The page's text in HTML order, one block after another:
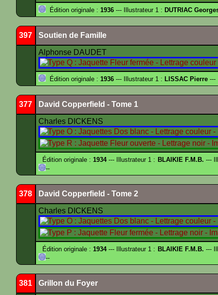
Édition originale : 1936 --- Illustrateur 1 : DUTRIAC
397 Soutien de Famille
Alphonse DAUDET
Édition originale : 1936 --- Illustrateur 1 : LISSAC Pierre ---
377 David Copperfield - Tome 1
Charles DICKENS
Édition originale :1934--- Illustrateur 1 : BLAIKIE F.M.B. ---
--
378 David Copperfield - Tome 2
Charles DICKENS
Édition originale :1934--- Illustrateur 1 : BLAIKIE F.M.B. ---
--
381 Grillon du Foyer